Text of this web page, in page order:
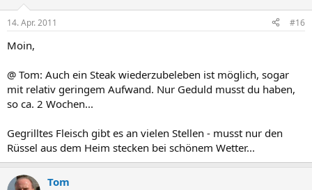
14. Apr. 2011 #16
Moin,
@ Tom: Auch ein Steak wiederzubeleben ist möglich, sogar
mit relativ geringem Aufwand. Nur Geduld musst du haben,
so ca. 2 Wochen...
Gegrilltes Fleisch gibt es an vielen Stellen - musst nur den
Rüssel aus dem Heim stecken bei schönem Wetter...
Tom